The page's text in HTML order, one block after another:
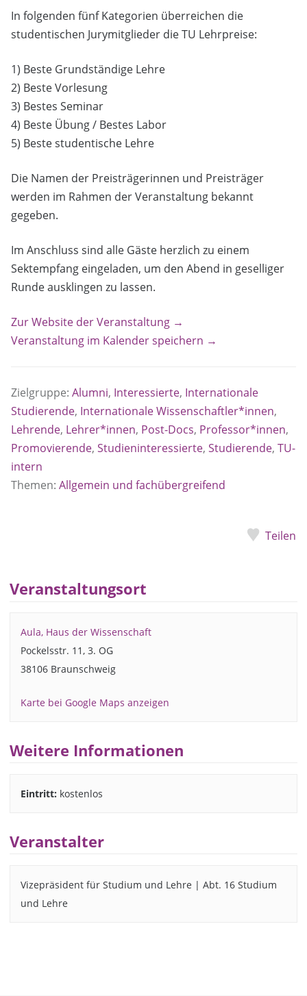
In folgenden fünf Kategorien überreichen die
studentischen Jurymitglieder die TU Lehrpreise:
1) Beste Grundständige Lehre
2) Beste Vorlesung
3) Bestes Seminar
4) Beste Übung / Bestes Labor
5) Beste studentische Lehre
Die Namen der Preisträgerinnen und Preisträger
werden im Rahmen der Veranstaltung bekannt
gegeben.
Im Anschluss sind alle Gäste herzlich zu einem
Sektempfang eingeladen, um den Abend in geselliger
Runde ausklingen zu lassen.
Zur Website der Veranstaltung →
Veranstaltung im Kalender speichern →
Zielgruppe: Alumni, Interessierte, Internationale
Studierende, Internationale Wissenschaftler*innen,
Lehrende, Lehrer*innen, Post-Docs, Professor*innen,
Promovierende, Studieninteressierte, Studierende, TU-
intern
Themen: Allgemein und fachübergreifend
Teilen
Veranstaltungsort
Aula, Haus der Wissenschaft
Pockelsstr. 11, 3. OG
38106 Braunschweig
Karte bei Google Maps anzeigen
Weitere Informationen
Eintritt: kostenlos
Veranstalter
Vizepräsident für Studium und Lehre | Abt. 16 Studium
und Lehre